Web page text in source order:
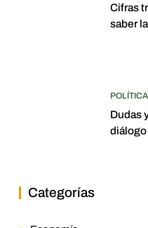
Cifras
saber
POLÍTICA
Dudas
diálogo
Categorías